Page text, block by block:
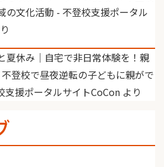
の文化活動 - 不登校支援ポータル
夏休み｜自宅で非日常体験を！親
不登校で昼夜逆転の子どもに親がで
支援ポータルサイトCoCon より